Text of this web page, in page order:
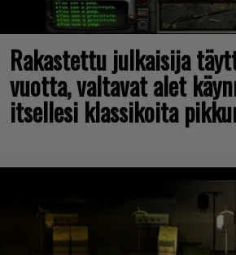
Rakastettu julkaisija
vuotta, valtavat alet
itsellesi klassikoita